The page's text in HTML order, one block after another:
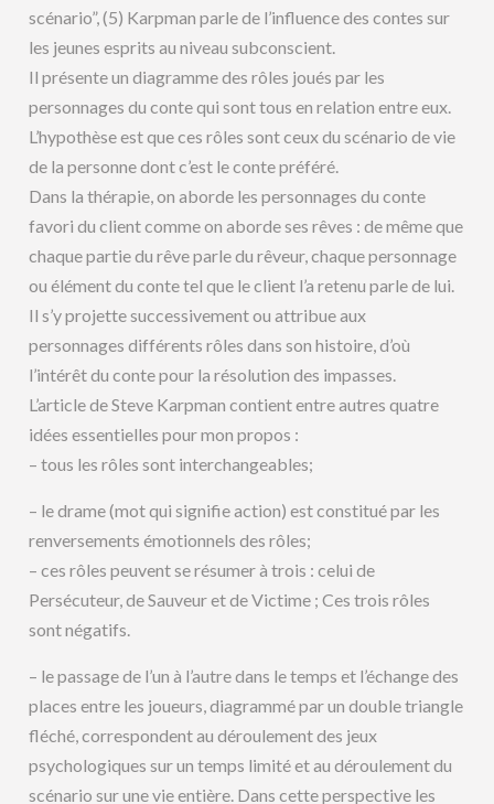
scénario”, (5) Karpman parle de l’influence des contes sur
les jeunes esprits au niveau subconscient.
Il présente un diagramme des rôles joués par les
personnages du conte qui sont tous en relation entre eux.
L’hypothèse est que ces rôles sont ceux du scénario de vie
de la personne dont c’est le conte préféré.
Dans la thérapie, on aborde les personnages du conte
favori du client comme on aborde ses rêves : de même que
chaque partie du rêve parle du rêveur, chaque personnage
ou élément du conte tel que le client l’a retenu parle de lui.
Il s’y projette successivement ou attribue aux
personnages différents rôles dans son histoire, d’où
l’intérêt du conte pour la résolution des impasses.
L’article de Steve Karpman contient entre autres quatre
idées essentielles pour mon propos :
– tous les rôles sont interchangeables;
– le drame (mot qui signifie action) est constitué par les
renversements émotionnels des rôles;
– ces rôles peuvent se résumer à trois : celui de
Persécuteur, de Sauveur et de Victime ; Ces trois rôles
sont négatifs.
– le passage de l’un à l’autre dans le temps et l’échange des
places entre les joueurs, diagrammé par un double triangle
fléché, correspondent au déroulement des jeux
psychologiques sur un temps limité et au déroulement du
scénario sur une vie entière. Dans cette perspective les